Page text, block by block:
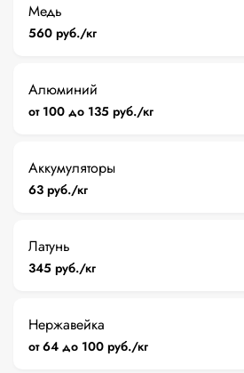
Медь
560 руб./кг
Алюминий
от 100 до 135 руб./кг
Аккумуляторы
63 руб./кг
Латунь
345 руб./кг
Нержавейка
от 64 до 100 руб./кг